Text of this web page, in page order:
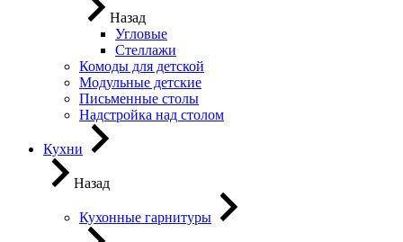
Назад
Угловые
Стеллажи
Комоды для детской
Модульные детские
Письменные столы
Надстройка над столом
Кухни
Назад
Кухонные гарнитуры